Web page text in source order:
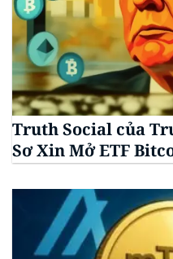
Truth Social của
Sơ Xin Mở ETF